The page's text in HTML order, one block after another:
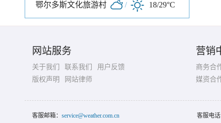
鄂尔多斯文化旅游村 / 18/29°C
网站服务
关于我们 联系我们
用户反馈
版权声明
网站律师
营销
商务合
媒资合
客服邮箱： service@weather.com.cn 客服电